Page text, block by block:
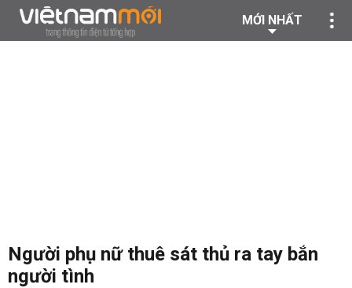
MỚI NHẤT
Người phụ nữ thuê sát thủ ra tay bắn
người tình